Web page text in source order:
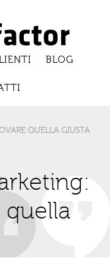
BLOG
QUELLA GIUSTA